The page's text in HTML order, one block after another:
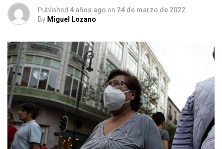
Published 4 años ago on 24 de marzo de 2022
By Miguel Lozano